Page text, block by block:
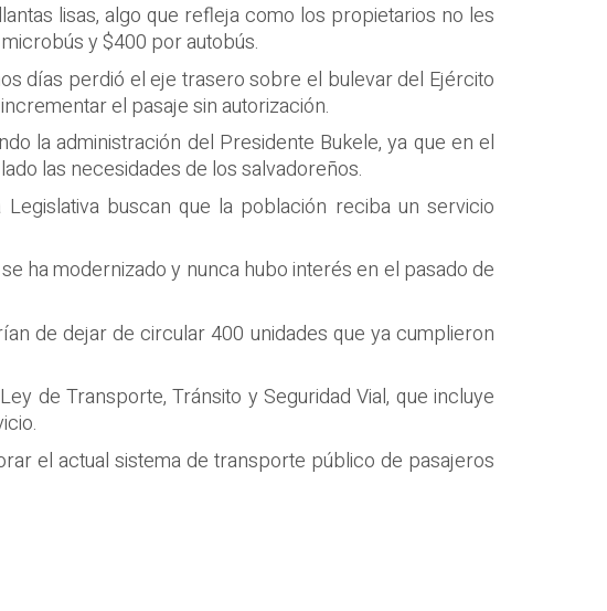
lisas, algo que refleja como los propietarios no les
y $400 por autobús.
días perdió el eje trasero sobre el bulevar del Ejército
el pasaje sin autorización.
la administración del Presidente Bukele, ya que en el
las necesidades de los salvadoreños.
buscan que la población reciba un servicio
ha modernizado y nunca hubo interés en el pasado de
de dejar de circular 400 unidades que ya cumplieron
de Transporte, Tránsito y Seguridad Vial, que incluye
el actual sistema de transporte público de pasajeros